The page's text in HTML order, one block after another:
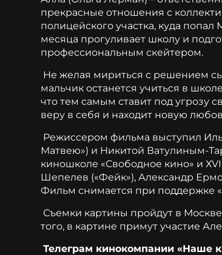
прекрасные отношения с
полицейского участка, куда
месяца прогуливает школу и
профессиональным скейтером.
Не желая мириться с решением
мальчик останется учиться в
что тем самым ставит под угрозу
веру в себя и находит новую
Режиссером фильма выступил
Матвею») и Никитой Ватулиным-
киношколе «Свободное кино» и
Шепелев («Фейк»), Александр
Фильм снимается при поддержке
Съемки картины пройдут в Москве
того, в картине примут участие
Телеграм кинокомпании «Наше